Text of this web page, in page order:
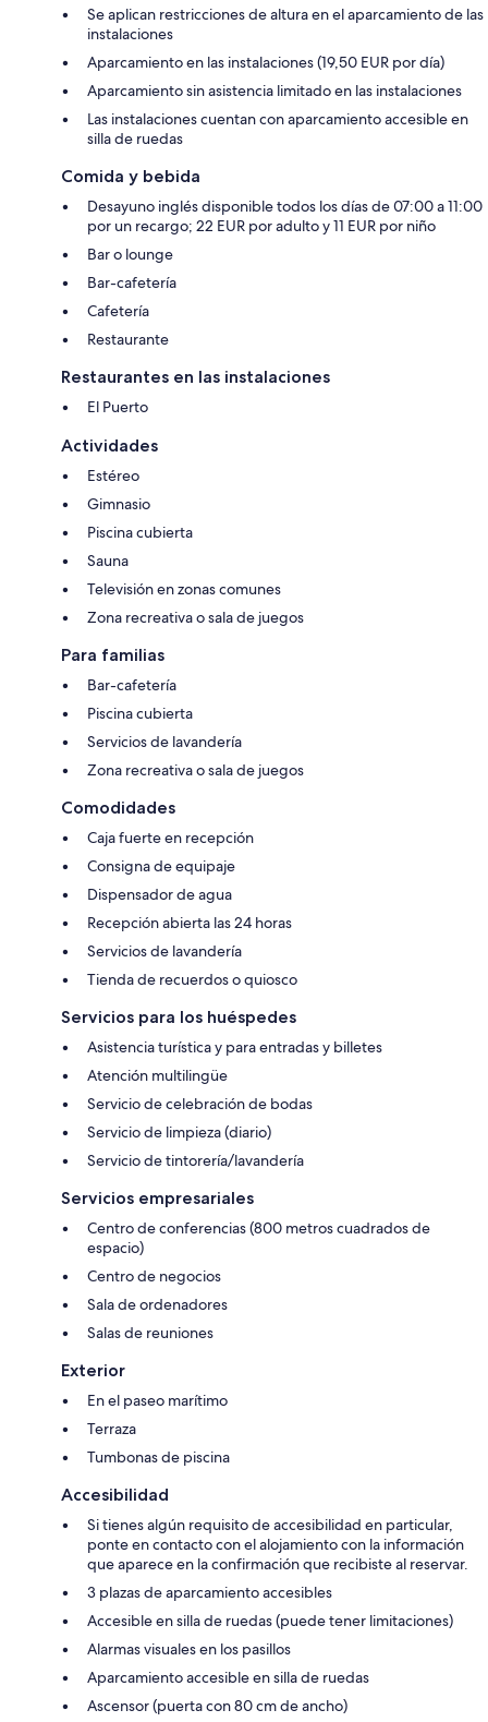
Se aplican restricciones de altura en el aparcamiento de las
instalaciones
Aparcamiento en las instalaciones (19,50 EUR por día)
Aparcamiento sin asistencia limitado en las instalaciones
Las instalaciones cuentan con aparcamiento accesible en
silla de ruedas
Comida y bebida
Desayuno inglés disponible todos los días de 07:00 a 11:00
por un recargo; 22 EUR por adulto y 11 EUR por niño
Bar o lounge
Bar-cafetería
Cafetería
Restaurante
Restaurantes en las instalaciones
El Puerto
Actividades
Estéreo
Gimnasio
Piscina cubierta
Sauna
Televisión en zonas comunes
Zona recreativa o sala de juegos
Para familias
Bar-cafetería
Piscina cubierta
Servicios de lavandería
Zona recreativa o sala de juegos
Comodidades
Caja fuerte en recepción
Consigna de equipaje
Dispensador de agua
Recepción abierta las 24 horas
Servicios de lavandería
Tienda de recuerdos o quiosco
Servicios para los huéspedes
Asistencia turística y para entradas y billetes
Atención multilingüe
Servicio de celebración de bodas
Servicio de limpieza (diario)
Servicio de tintorería/lavandería
Servicios empresariales
Centro de conferencias (800 metros cuadrados de
espacio)
Centro de negocios
Sala de ordenadores
Salas de reuniones
Exterior
En el paseo marítimo
Terraza
Tumbonas de piscina
Accesibilidad
Si tienes algún requisito de accesibilidad en particular,
ponte en contacto con el alojamiento con la información
que aparece en la confirmación que recibiste al reservar.
3 plazas de aparcamiento accesibles
Accesible en silla de ruedas (puede tener limitaciones)
Alarmas visuales en los pasillos
Aparcamiento accesible en silla de ruedas
Ascensor (puerta con 80 cm de ancho)